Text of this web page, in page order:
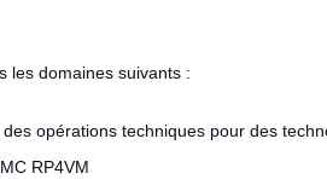
les domaines suivants :
opérations techniques pour des
RP4VM